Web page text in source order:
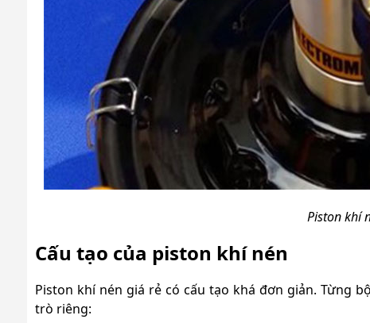
Piston khí
Cấu tạo của piston khí nén
Piston khí nén giá rẻ có cấu tạo khá đơn giản. Từng
trò riêng: